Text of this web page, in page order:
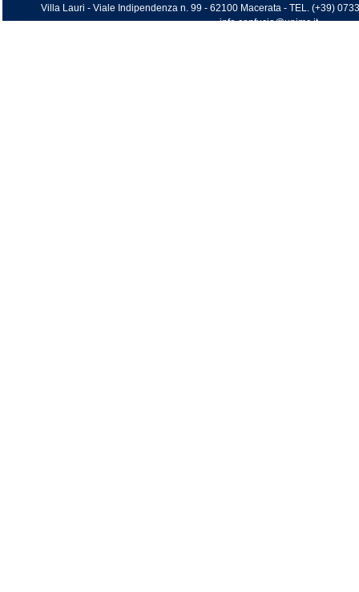
Villa Lauri - Viale Indipendenza n. 99 - 62100 Macerata - TEL. (+39)
info.confucio@unimc.it